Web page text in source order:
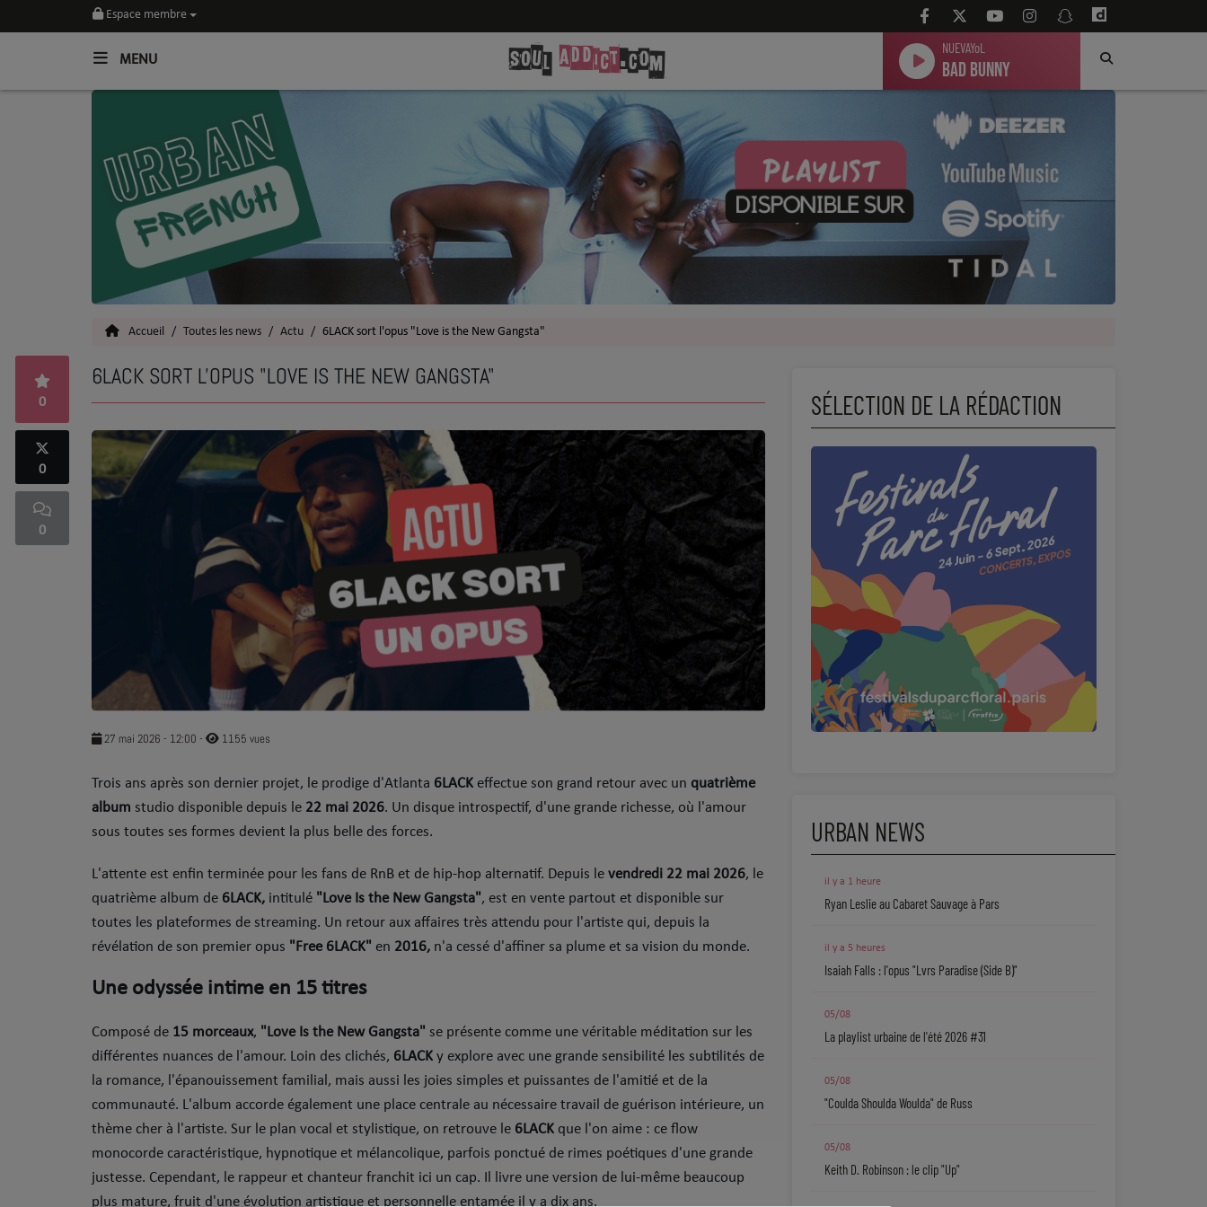
Espace membre
MENU
NUEVAYoL
Bad Bunny
Talents
Top 5
SOUL ADDICT PLAY
Flash News
5 bonnes raisons
URBAN CULTURE
Accueil Toutes les news Actu 6LACK sort l'opus "Love is the New Gangsta"
6LACK SORT L'OPUS "LOVE IS THE NEW GANGSTA"
0
0
0
27 mai 2026 - 12:00 - 1155 vues
​Trois ans après son dernier projet, le prodige d'Atlanta 6LACK effectue son grand retour avec un quatrième
album studio disponible depuis le 22 mai 2026. Un disque introspectif, d'une grande richesse, où l'amour
sous toutes ses formes devient la plus belle des forces.
​L'attente est enfin terminée pour les fans de RnB et de hip-hop alternatif. Depuis le vendredi 22 mai 2026, le
quatrième album de 6LACK, intitulé "Love Is the New Gangsta", est en vente partout et disponible sur
toutes les plateformes de streaming. Un retour aux affaires très attendu pour l'artiste qui, depuis la
révélation de son premier opus "Free 6LACK" en 2016, n'a cessé d'affiner sa plume et sa vision du monde.
​Une odyssée intime en 15 titres
​Composé de 15 morceaux, "Love Is the New Gangsta" se présente comme une véritable méditation sur les
différentes nuances de l'amour. Loin des clichés, 6LACK y explore avec une grande sensibilité les subtilités de
la romance, l'épanouissement familial, mais aussi les joies simples et puissantes de l'amitié et de la
communauté. L'album accorde également une place centrale au nécessaire travail de guérison intérieure, un
thème cher à l'artiste. ​Sur le plan vocal et stylistique, on retrouve le 6LACK que l'on aime : ce flow
monocorde caractéristique, hypnotique et mélancolique, parfois ponctué de rimes poétiques d'une grande
justesse. Cependant, le rappeur et chanteur franchit ici un cap. Il livre une version de lui-même beaucoup
plus mature, fruit d'une évolution artistique et personnelle entamée il y a dix ans.
SÉLECTION DE LA RÉDACTION
URBAN NEWS
il y a 1 heure
Ryan Leslie au Cabaret Sauvage à Pars
il y a 5 heures
Isaiah Falls : l'opus "Lvrs Paradise (Side B)"
05/08
La playlist urbaine de l'été 2026 #31
05/08
"Coulda Shoulda Woulda" de Russ
05/08
Keith D. Robinson : le clip "Up"